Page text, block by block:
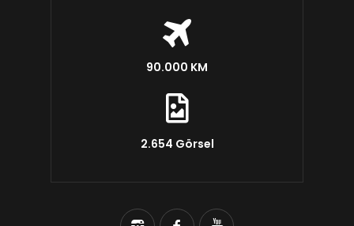
90.000 KM
2.654 Görsel